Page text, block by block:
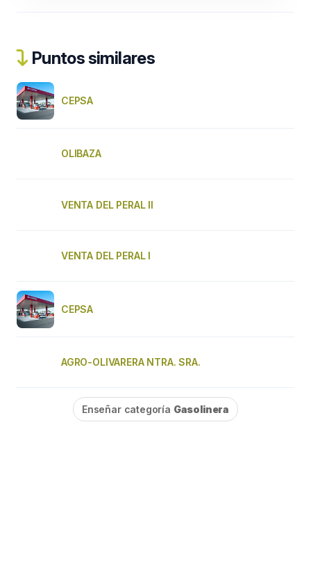
Puntos similares
CEPSA
OLIBAZA
VENTA DEL PERAL II
VENTA DEL PERAL I
CEPSA
AGRO-OLIVARERA NTRA. SRA.
Enseñar categoría Gasolinera